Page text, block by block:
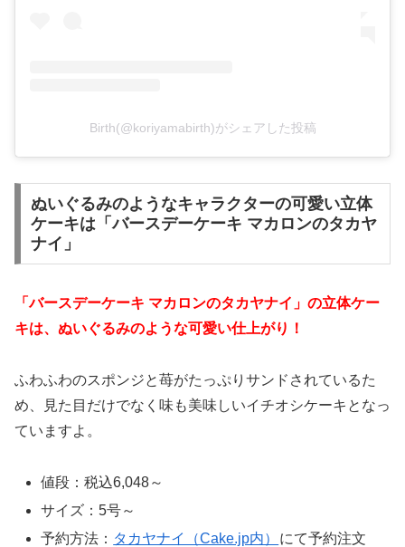
Birth(@koriyamabirth)がシェアした投稿
ぬいぐるみのようなキャラクターの可愛い立体
ケーキは「バースデーケーキ マカロンのタカヤ
ナイ」
「バースデーケーキ マカロンのタカヤナイ」 の立体ケー
キは、ぬいぐるみのような可愛い仕上がり！
ふわふわのスポンジと苺がたっぷりサンドされているた
め、見た目だけでなく味も美味しいイチオシケーキとなっ
ていますよ。
値段：税込6,048～
サイズ：5号～
予約方法： タカヤナイ（Cake.jp内）
にて予約注文